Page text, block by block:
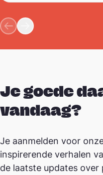
Je goede
vandaag?
Je aanmelden voor
inspirerende verhalen
de laatste updates over